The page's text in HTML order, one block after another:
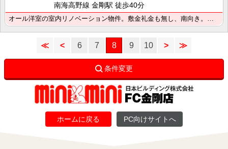
南海高野線 金剛駅 徒歩40分
オール洋室の室内リノベーション物件。敷金礼金も無し、南向き。水回りがキレイで新婚さんにオススメです。
≪ < 6 7 8 9 10 > ≫
条件変更
ホームに戻る PC向けサイトへ